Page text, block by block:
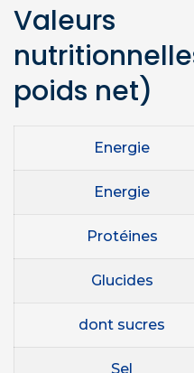
Valeurs
poids net)
Energie
Energie
Protéines
Glucides
dont sucres
Sel